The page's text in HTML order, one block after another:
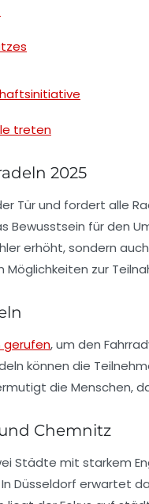
treten
2025
Tür und fordert alle
Bewusstsein für den
erhöht, sondern
zur
gerufen, um den
können die
die Menschen,
Chemnitz
Städte mit starkem
Düsseldorf erwartet